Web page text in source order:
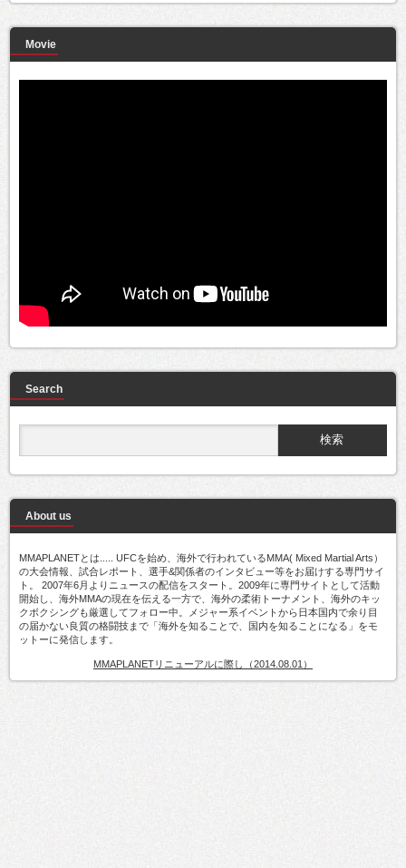
Movie
Search
About us
MMAPLANETとは..... UFCを始め、海外で行われているMMA( Mixed Martial Arts）
の大会情報、試合レポート、選手&関係者のインタビュー等をお届けする専門サイ
ト。 2007年6月よりニュースの配信をスタート。2009年に専門サイトとして活動
開始し、海外MMAの現在を伝える一方で、海外の柔術トーナメント、海外のキッ
クボクシングも厳選してフォロー中。メジャー系イベントから日本国内で余り目
の届かない良質の格闘技まで「海外を知ることで、国内を知ることになる」をモ
ットーに発信します。
MMAPLANETリニューアルに際し（2014.08.01）